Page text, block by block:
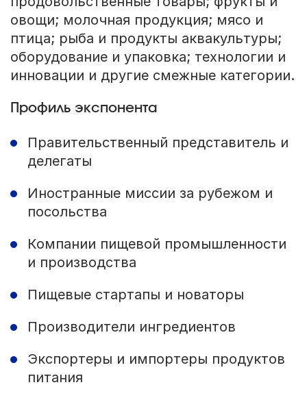
овощи; молочная продукция; мясо и
птица; рыба и продукты аквакультуры;
оборудование и упаковка; технологии и
инновации и другие смежные категории.
Профиль экспонента
Правительственный представитель и
делегаты
Иностранные миссии за рубежом и
посольства
Компании пищевой промышленности
и производства
Пищевые стартапы и новаторы
Производители ингредиентов
Экспортеры и импортеры продуктов
питания